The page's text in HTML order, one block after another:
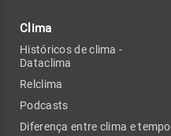
Clima
Históricos de clima -
Dataclima
Relclima
Podcasts
Diferença entre clima e tempo